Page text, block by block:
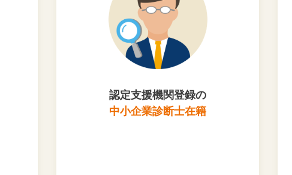
認定支援機関登録の
中小企業診断士在籍